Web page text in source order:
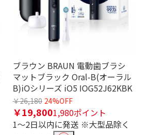
ブラウン BRAUN 電動歯ブラシ
マットブラック Oral-B(オーラル
B)iOシリーズ iO5 IOG52J62KBK
￥26,180 24%OFF
￥19,8001,980ポイント
1～2日以内に発送 ※大型品除く